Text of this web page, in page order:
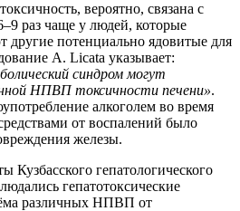
вероятно, связана с
раз чаще у людей, которые
потенциально ядовитые для
A. Licata указывает:
синдром могут
НПВП токсичности печени».
алкоголем во время
от воспалений было
железы.
Кузбасского гепатологического
гепатотоксические
различных НПВП от